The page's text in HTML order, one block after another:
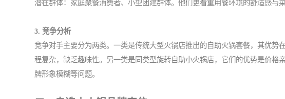
潜在群体：家庭聚餐消费者、小型团建群体。他们更看重用餐环境的舒适感与菜
3. 竞争分析
竞争对手主要分为两类。一类是传统大型火锅店推出的自助火锅套餐，其优
程复杂，缺乏趣味性。另一类是同类型旋转自助小火锅店，它们的优势是价
牌形象模糊等问题。